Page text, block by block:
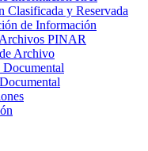
Clasificada y Reservada
de Información
PINAR
Archivo
Documental